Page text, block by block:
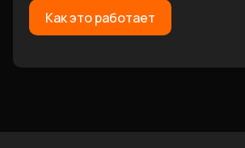
Как это работает